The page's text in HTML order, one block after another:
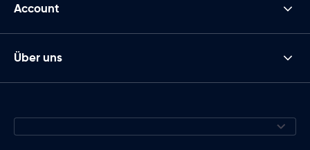
Account
Über uns